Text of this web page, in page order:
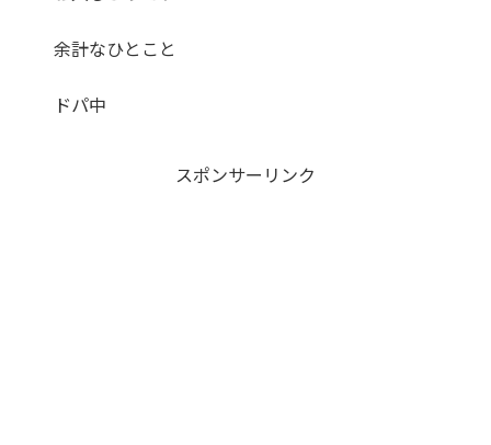
余計なひとこと
ドパ中
スポンサーリンク